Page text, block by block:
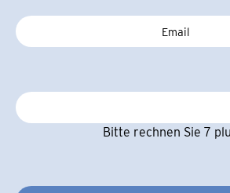
Bitte rechnen Sie 7